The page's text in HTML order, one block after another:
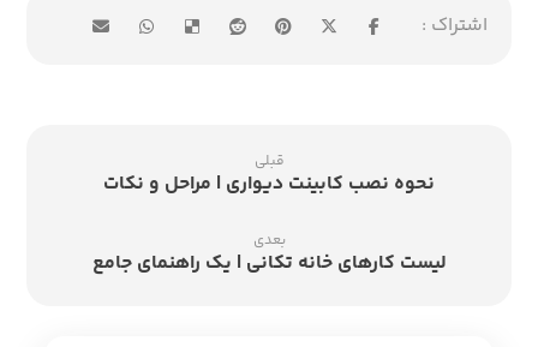
قبلی
نحوه نصب کابینت دیواری | مراحل و نکات
بعدی
لیست کارهای خانه تکانی | یک راهنمای جامع